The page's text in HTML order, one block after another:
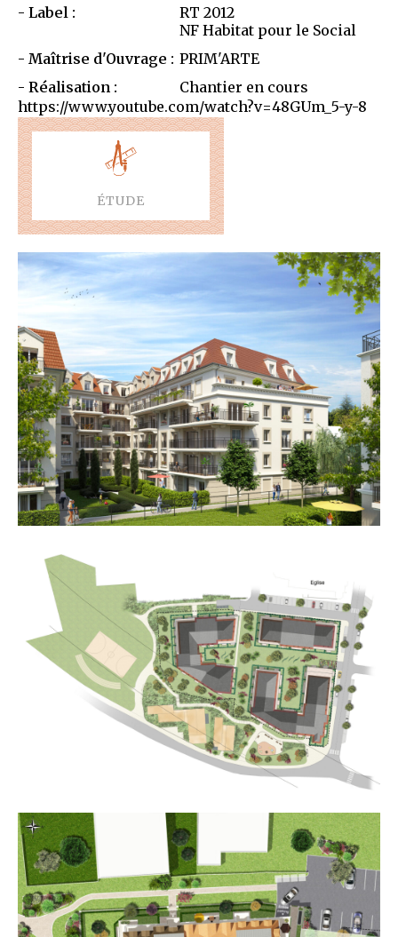
Label :
RT 2012
NF Habitat pour le Social
Maîtrise d'Ouvrage : PRIM'ARTE
Réalisation :
Chantier en cours
https://www.youtube.com/watch?v=48GUm_5-y-8
ÉTUDE